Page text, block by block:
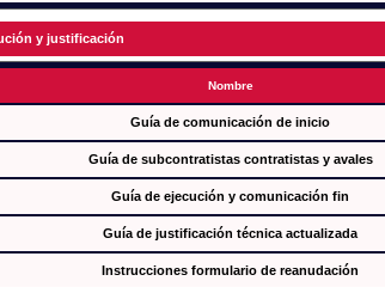
y justificación
Nombre
Guía de comunicación de inicio
Guía de subcontratistas contratistas y avales
Guía de ejecución y comunicación fin
Guía de justificación técnica actualizada
Instrucciones formulario de reanudación